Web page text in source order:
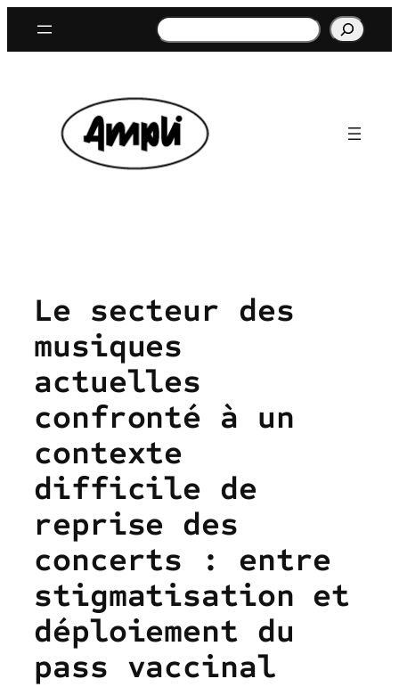
Rechercher
Le secteur des
musiques
actuelles
confronté à un
contexte
difficile de
reprise des
concerts : entre
stigmatisation et
déploiement du
pass vaccinal